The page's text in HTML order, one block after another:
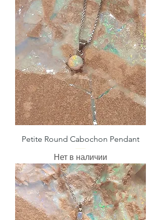
Petite Round Cabochon Pendant
Нет в наличии